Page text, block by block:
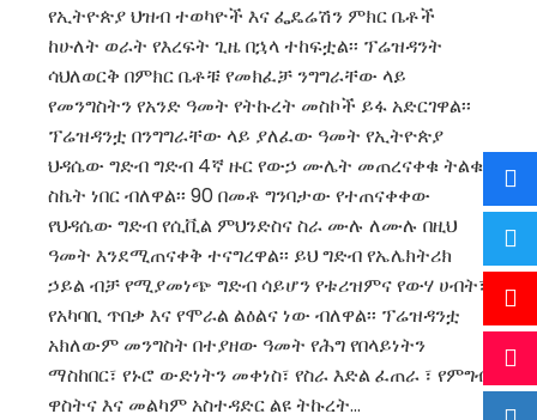
የኢትዮጵያ ህዝብ ተወካዮች እና ፌዴሬሽን ምክር ቤቶች
ከሁለት ወራት የእረፍት ጊዜ በኋላ ተከፍቷል፡፡ ፕሬዝዳንት
ሳህለወርቅ በምክር ቤቶቹ የመክፈቻ ንግግራቸው ላይ
የመንግስትን የአንድ ዓመት የትኩረት መስኮች ይፋ አድርገዋል፡፡
ፕሬዝዳንቷ በንግግራቸው ላይ ያለፈው ዓመት የኢትዮጵያ
ህዳሴው ግድብ ግድብ 4ኛ ዙር የውኃ ሙሌት መጠረናቀቁ ትልቁ
ስኬት ነበር ብለዋል፡፡ 90 በመቶ ግንባታው የተጠናቀቀው
የህዳሴው ግድብ የሲቪል ምህንድስና ስራ ሙሉ ለሙሉ በዚህ
ዓመት እንደሚጠናቀቅ ተናግረዋል፡፡ ይህ ግድብ የኤሌክትሪክ
ኃይል ብቻ የሚያመነጭ ግድብ ሳይሆን የቱሪዝምና የውሃ ሀብት፣
የአካባቢ ጥበቃ እና የሞራል ልዕልና ነው ብለዋል፡፡ ፕሬዝዳንቷ
አክለውም መንግስት በተያዘው ዓመት የሕግ የበላይነትን
ማስከበር፣ የኑሮ ውድነትን መቀነስ፣ የስራ እድል ፈጠራ ፣ የምግብ
ዋስትና እና መልካም አስተዳድር ልዩ ትኩረት…